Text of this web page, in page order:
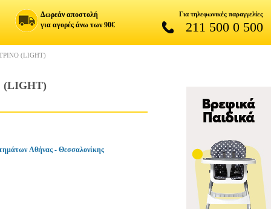
Δωρεάν αποστολή
για αγορές άνω των 90€
Για τηλεφωνικές παραγγελίες
211 500 0 500
(LIGHT)
(LIGHT)
Αθήνας - Θεσσαλονίκης